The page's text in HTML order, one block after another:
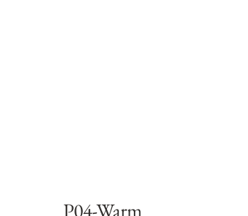
P04-Warm